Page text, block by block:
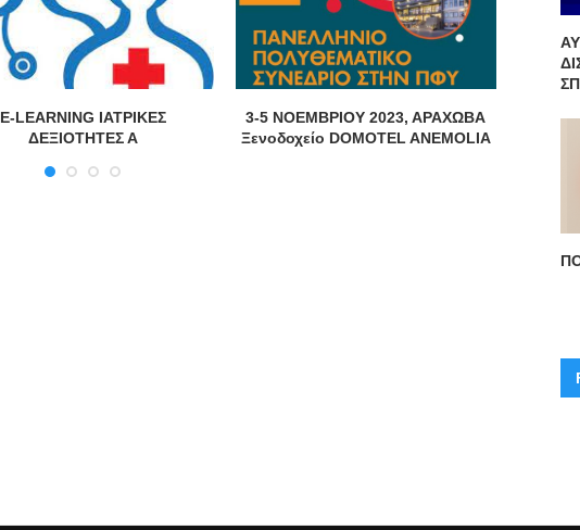
E-LEARNING ΙΑΤΡΙΚΕΣ
ΔΕΞΙΟΤΗΤΕΣ Α
3-5 ΝΟΕΜΒΡΙΟΥ 2023, ΑΡΑΧΩΒΑ
Ξενοδοχείο DOMOTEL ANEMOLIA
O